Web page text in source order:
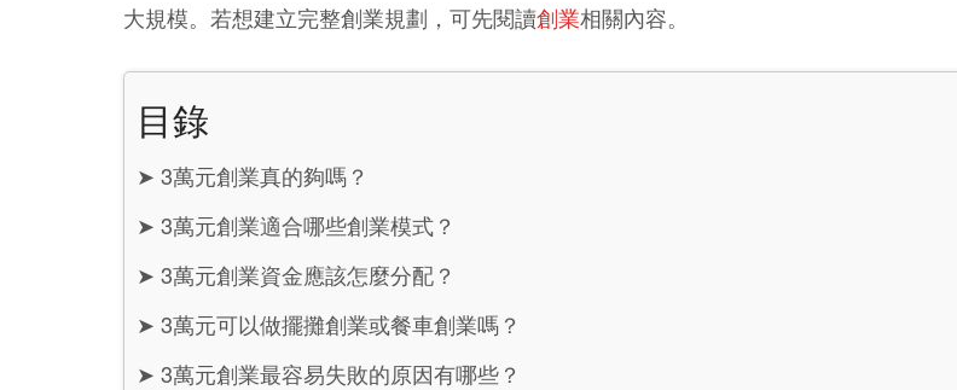
大規模。若想建立完整創業規劃，可先閱讀創業相關內容。
目錄
➤ 3萬元創業真的夠嗎？
➤ 3萬元創業適合哪些創業模式？
➤ 3萬元創業資金應該怎麼分配？
➤ 3萬元可以做擺攤創業或餐車創業嗎？
➤ 3萬元創業最容易失敗的原因有哪些？